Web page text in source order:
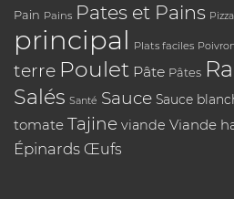
Pain Pains Pates et Pains Pizza
principal Plats faciles
terre Poulet Pâte Pâtes
Salés Santé Sauce Sauce
tomate Tajine viande Viande
Épinards Œufs